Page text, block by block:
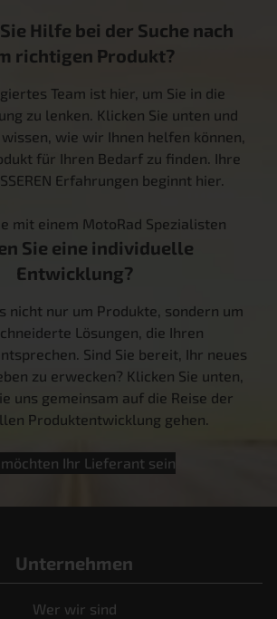
Hilfe bei der Suche nach
richtigen Produkt?
Team ist hier, um Sie in die
zu lenken. Klicken Sie unten und
wie wir Ihnen helfen können,
für Ihren Bedarf zu finden. Ihre
Erfahrungen beginnt hier.
mit einem MotoRad Spezialisten
Sie eine individuelle
Entwicklung?
nicht nur um Produkte, sondern um
Lösungen, die Ihren
Sind Sie bereit, Ihr neues
zu erwecken? Klicken Sie unten,
uns gemeinsam auf die Reise der
Produktentwicklung gehen.
Ihr Lieferant sein
Unternehmen
Wer wir sind